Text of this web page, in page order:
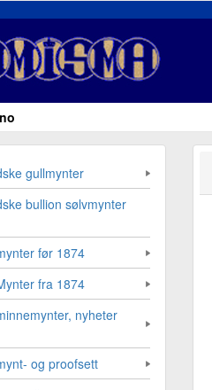
gullmynter
bullion sølvmynter
før 1874
fra 1874
nyheter
og proofsett